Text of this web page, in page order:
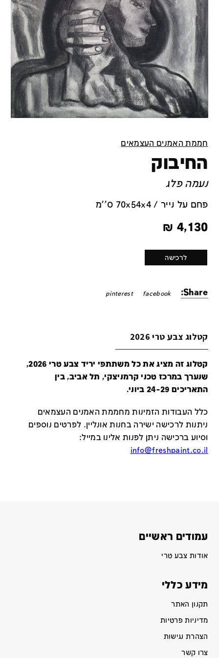
חממת האמנים העצמאים
החיבוק
נעמה פלג
פחם על נייר / 70x54x4 ס''מ
4,130
₪
לרכישה
Share:
facebook
pinterest
קטלוג צבע טרי 2026
קטלוג זה מציג את כל משתתפי יריד צבע טרי 2026,
שנערך במרכז טכני קרמניצקי, תל אביב, בין
התאריכים 24-29 ביוני.
כלל העבודות הזמינות מחממת האמנים העצמאים
ניתנות לרכישה ישירה בחנות אונליין. לפרטים נוספים
וסיוע ברכישה ניתן לפנות אלינו במייל:
info@freshpaint.co.il
עמודים ראשיים
אודות צבע טרי
מידע כללי
תקנון האתר
מדיניות פרטיות
הצהרת נגישות
צרו קשר